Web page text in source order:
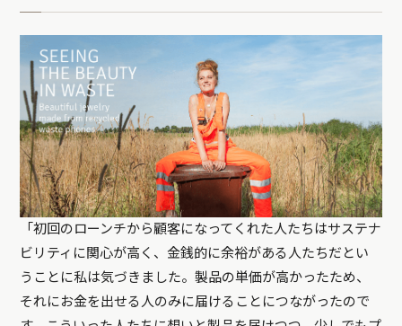
「初回のローンチから顧客になってくれた人たちはサステナ
ビリティに関心が高く、金銭的に余裕がある人たちだとい
うことに私は気づきました。製品の単価が高かったため、
それにお金を出せる人のみに届けることにつながったので